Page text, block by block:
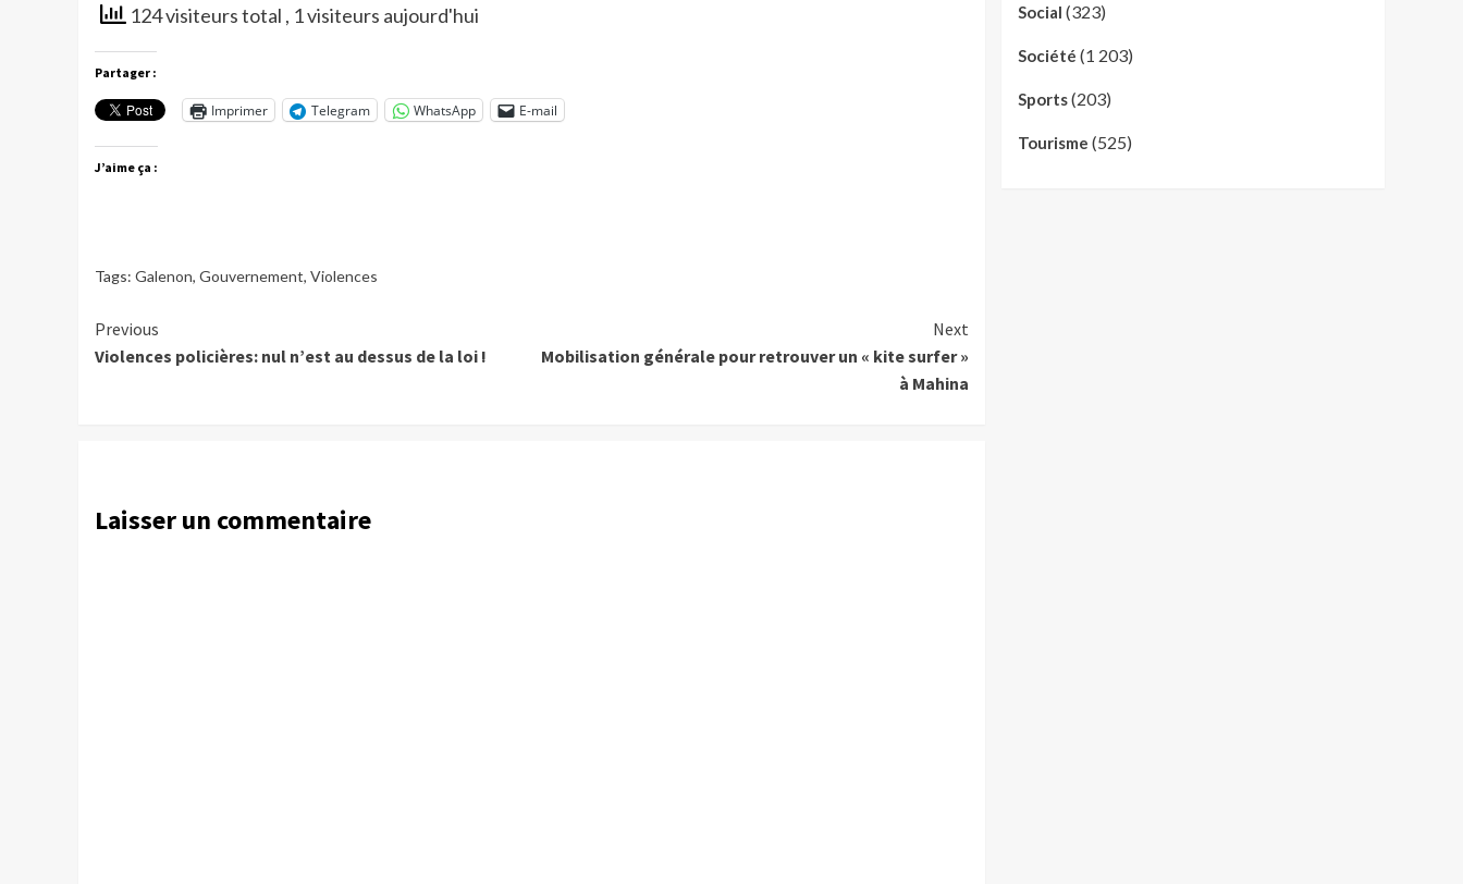
124 visiteurs total , 1 visiteurs aujourd'hui
Partager :
Imprimer Telegram WhatsApp E-mail
J’aime ça :
Tags: Galenon, Gouvernement, Violences
Continue
Reading
Previous
Violences policières: nul n’est au dessus de la loi !
Next
Mobilisation générale pour retrouver un « kite surfer »
à Mahina
Laisser un commentaire
Social (323)
Société (1 203)
Sports(203)
Tourisme (525)